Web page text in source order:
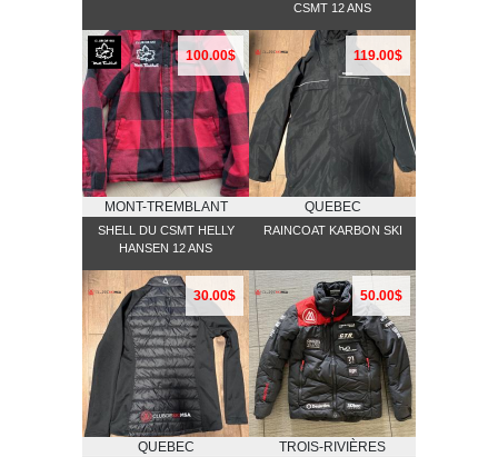
CSMT 12 ANS
100.00$
MONT-TREMBLANT
SHELL DU CSMT HELLY
HANSEN 12 ANS
119.00$
QUEBEC
RAINCOAT KARBON SKI
30.00$
QUEBEC
50.00$
TROIS-RIVIÈRES